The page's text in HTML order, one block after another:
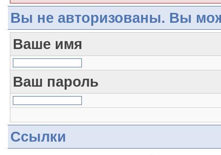
Вы не авторизованы. Вы
Ваше имя
Ваш пароль
Ссылки